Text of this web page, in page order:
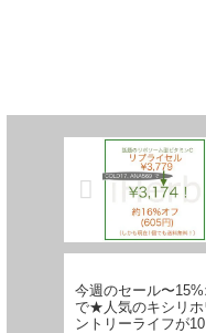
今週のセール〜15%
で★人気のキシリホ
ントリーライフが10